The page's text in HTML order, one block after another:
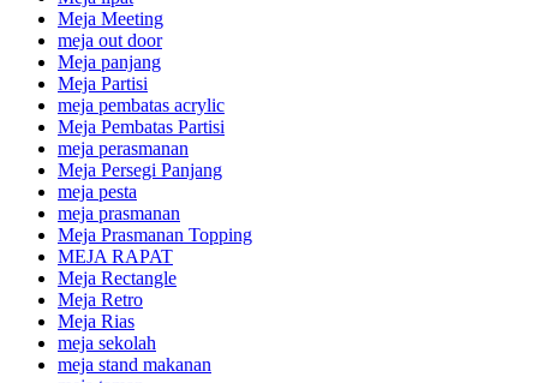
Meja Meeting
meja out door
Meja panjang
Meja Partisi
meja pembatas acrylic
Meja Pembatas Partisi
meja perasmanan
Meja Persegi Panjang
meja pesta
meja prasmanan
Meja Prasmanan Topping
MEJA RAPAT
Meja Rectangle
Meja Retro
Meja Rias
meja sekolah
meja stand makanan